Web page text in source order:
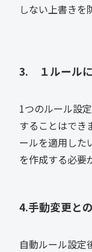
しない上書きを
3. １ルール
1つのルール設
することはでき
ールを適用した
を作成する必要
4.手動変更と
自動ルール設定